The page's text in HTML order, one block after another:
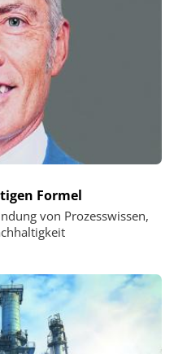
Formel
von Prozesswissen,